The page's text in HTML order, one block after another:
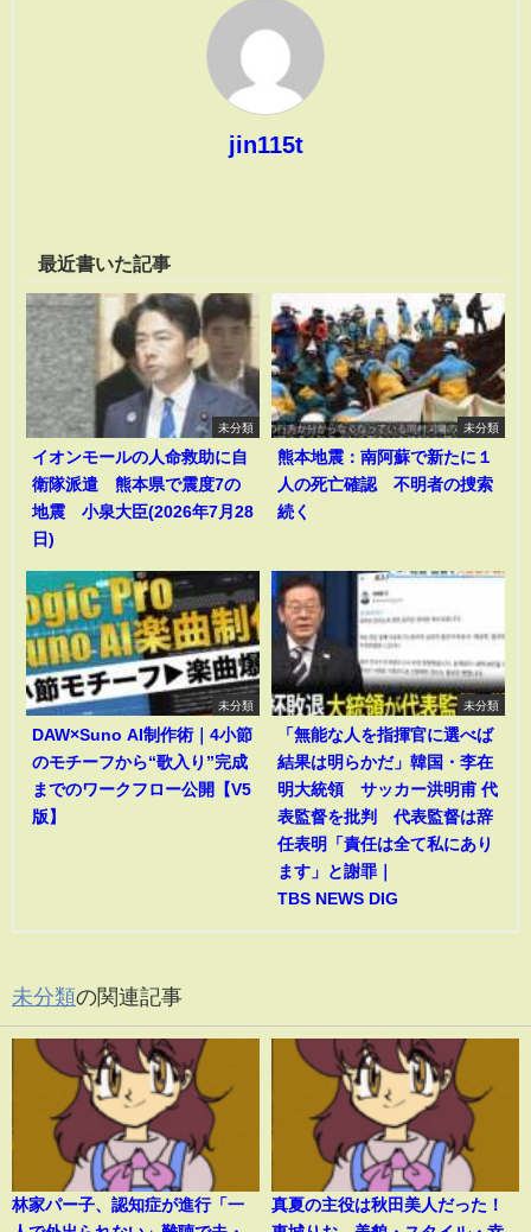
jin115t
最近書いた記事
未分類
イオンモールの人命救助に自
衛隊派遣 熊本県で震度7の
地震 小泉大臣(2026年7月28
日)
未分類
熊本地震：南阿蘇で新たに１
人の死亡確認 不明者の捜索
続く
未分類
DAW×Suno AI制作術｜4小節
のモチーフから“歌入り”完成
までのワークフロー公開【V5
版】
未分類
「無能な人を指揮官に選べば
結果は明らかだ」韓国・李在
明大統領 サッカー洪明甫 代
表監督を批判 代表監督は辞
任表明「責任は全て私にあり
ます」と謝罪｜
TBS NEWS DIG
未分類の関連記事
林家パー子、認知症が進行「一
真夏の主役は秋田美人だった！